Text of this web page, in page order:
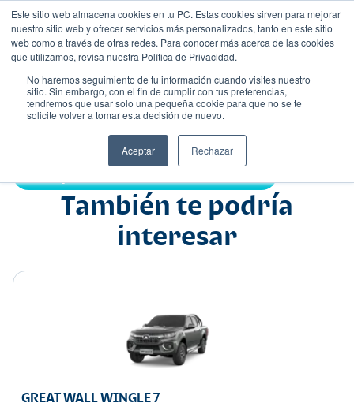
Este sitio web almacena cookies en tu PC. Estas cookies sirven para mejorar
nuestro sitio web y ofrecer servicios más personalizados, tanto en este sitio
web como a través de otras redes. Para conocer más acerca de las cookies
que utilizamos, revisa nuestra Política de Privacidad.
No haremos seguimiento de tu información cuando visites nuestro
sitio. Sin embargo, con el fin de cumplir con tus preferencias,
tendremos que usar solo una pequeña cookie para que no se te
solicite volver a tomar esta decisión de nuevo.
Aceptar Rechazar
Nombre
También te podría
interesar
GREAT WALL WINGLE 7